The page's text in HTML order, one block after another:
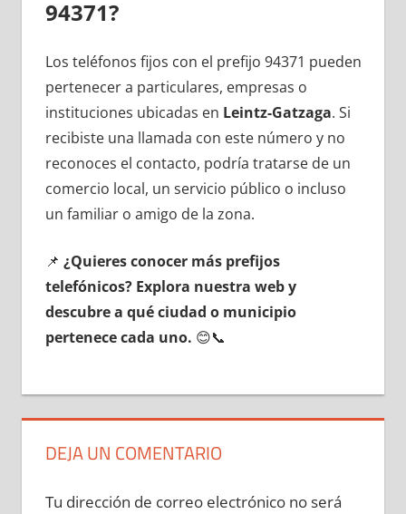
94371?
Los teléfonos fijos сοn el prefijo 94371 pueden
pertenecer а particulares, empresas ο
instituciones ubicadas en Leintz-Gatzaga. Si
recibiste una llamada сοn еstе número у no
reconoces el contacto, podría tratarse dе un
comercio local, un servicio público ο incluso
un familiar ο amigo dе la zona.
📌 ¿Quieres conocer mа́s prefijos
telefónicos? Explora nuestra web у
descubre а qué ciudad ο municipio
pertenece cada uno. 😊📞
DEJA UN COMENTARIO
Tu dirección de correo electrónico no será